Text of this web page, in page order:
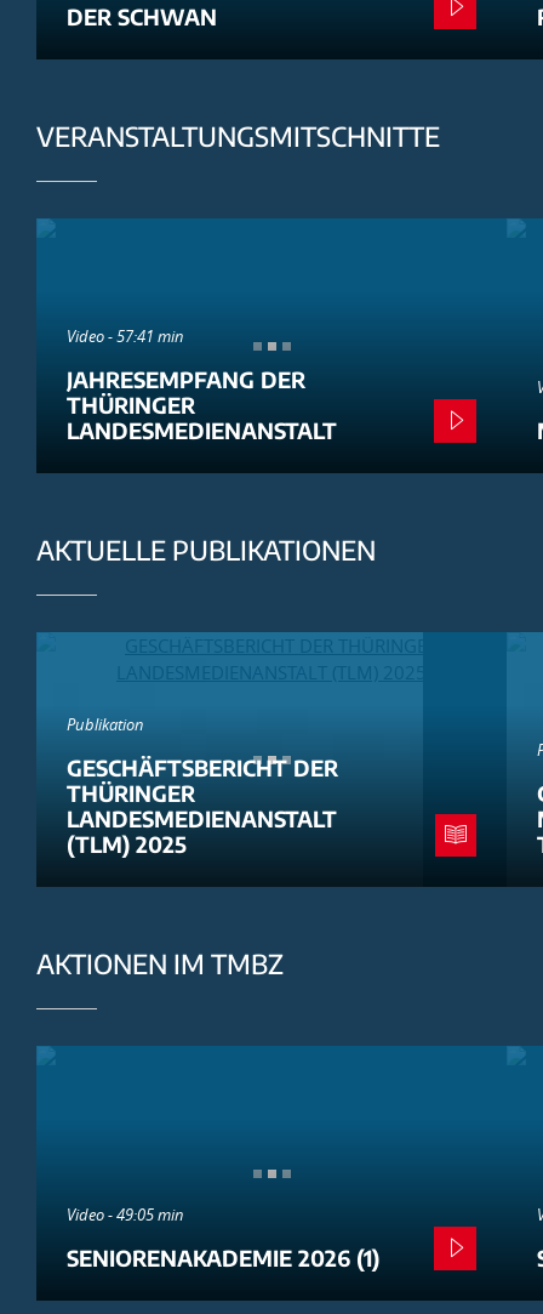
DER SCHWAN
VERANSTALTUNGSMITSCHNITTE
Video - 57:41 min
JAHRESEMPFANG DER
THÜRINGER
LANDESMEDIENANSTALT
AKTUELLE PUBLIKATIONEN
Publikation
GESCHÄFTSBERICHT DER
THÜRINGER
LANDESMEDIENANSTALT
(TLM) 2025
AKTIONEN IM TMBZ
Video - 49:05 min
SENIORENAKADEMIE 2026 (1)